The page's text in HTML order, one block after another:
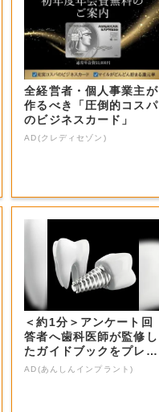
全経営者・個人事業主が
作るべき「圧倒的コスパ
のビジネスカード」
AD(クレディセゾン)
＜約1分＞アンケート回
答者へ歯科医師が監修し
たガイドブックをプレゼ
ント。65歳以...
AD(あんしんインプラント)